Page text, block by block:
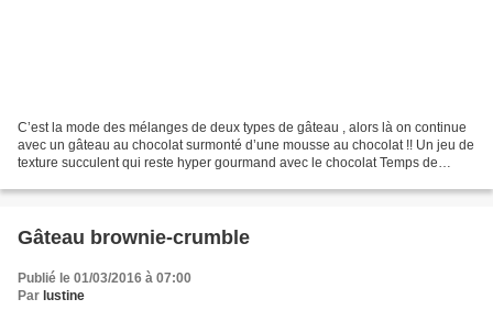
C’est la mode des mélanges de deux types de gâteau , alors là on continue
avec un gâteau au chocolat surmonté d’une mousse au chocolat !! Un jeu de
texture succulent qui reste hyper gourmand avec le chocolat Temps de
Gâteau brownie-crumble
Publié le 01/03/2016 à 07:00
Par lustine